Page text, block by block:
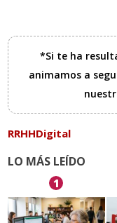
*Si te ha
animamos a
RRHHDigital
LO MÁS LEÍDO
1